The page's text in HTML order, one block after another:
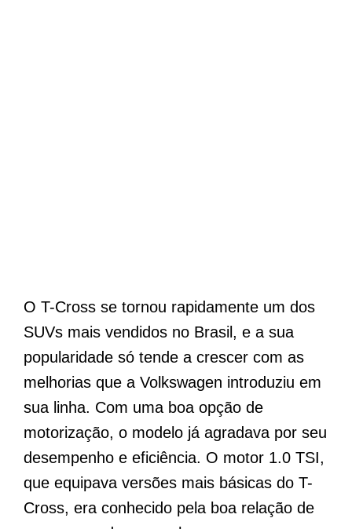
O T-Cross se tornou rapidamente um dos
SUVs mais vendidos no Brasil, e a sua
popularidade só tende a crescer com as
melhorias que a Volkswagen introduziu em
sua linha. Com uma boa opção de
motorização, o modelo já agradava por seu
desempenho e eficiência. O motor 1.0 TSI,
que equipava versões mais básicas do T-
Cross, era conhecido pela boa relação de